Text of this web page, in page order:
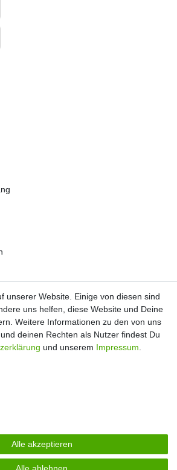
unserer Website. Einige von diesen sind
uns helfen, diese Website und Deine
Weitere Informationen zu den von uns
deinen Rechten als Nutzer findest Du
und unserem Impressum
Alle akzeptieren